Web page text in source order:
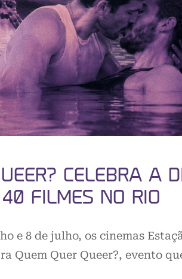
CELEBRA A
FILMES NO RIO
e 8 de julho, os cinemas
Quem Quer Queer?, evento